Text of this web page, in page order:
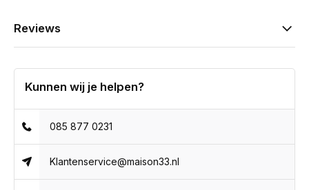
Reviews
Kunnen wij je helpen?
085 877 0231
Klantenservice@maison33.nl